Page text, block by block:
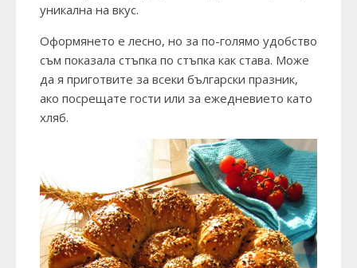
уникална на вкус.
Оформянето е лесно, но за по-голямо удобство
съм показала стъпка по стъпка как става. Може
да я приготвите за всеки български празник,
ако посрещате гости или за ежедневието като
хляб.